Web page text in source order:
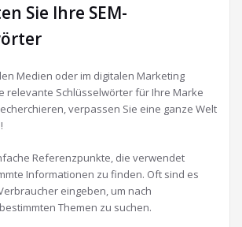
Sie Ihre SEM-
Medien oder im digitalen Marketing
relevante Schlüsselwörter für Ihre Marke
verpassen Sie eine ganze Welt
Referenzpunkte, die verwendet
Informationen zu finden. Oft sind es
eingeben, um nach
Themen zu suchen.